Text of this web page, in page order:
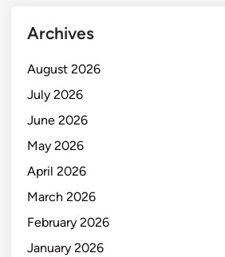
Archives
August 2026
July 2026
June 2026
May 2026
April 2026
March 2026
February 2026
January 2026